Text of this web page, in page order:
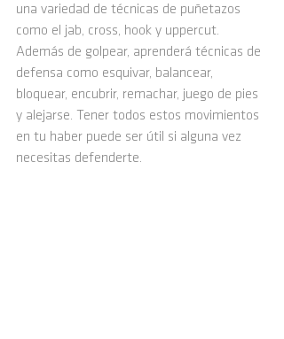
una variedad de técnicas de puñetazos
como el jab, cross, hook y uppercut.
Además de golpear, aprenderá técnicas de
defensa como esquivar, balancear,
bloquear, encubrir, remachar, juego de pies
y alejarse. Tener todos estos movimientos
en tu haber puede ser útil si alguna vez
necesitas defenderte.